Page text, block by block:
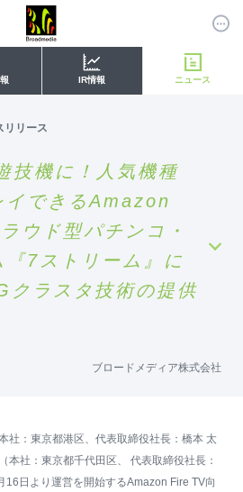
IR情報 ニュース
リリース
技機に！人気機種
イできるAmazon
ウド型パチンコ・
7ストリーム』に
クラスタ技術の提供
ブロードメディア株式会社
社：東京都港区、代表取締役社長：橋本 太
本社：東京都千代田区、 代表取締役社長：
日より運営を開始するAmazon Fire TV向